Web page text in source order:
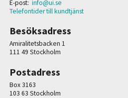
E-post: info@ui.se
Telefontider till kundtjänst
Besöksadress
Amiralitetsbacken 1
111 49 Stockholm
Postadress
Box 3163
103 63 Stockholm